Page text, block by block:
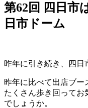
第62回 四日市
日市ドーム
昨年に引き続き、四日
昨年に比べて出店ブー
たくさん歩き回ってお
でしょうか。